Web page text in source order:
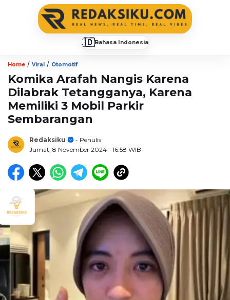
🇮🇩Bahasa Indonesia
Home / Viral / Otomotif
Komika Arafah Nangis Karena
Dilabrak Tetangganya, Karena
Memiliki 3 Mobil Parkir
Sembarangan
Redaksiku
- Penulis
Jumat, 8 November 2024 - 16:58 WIB